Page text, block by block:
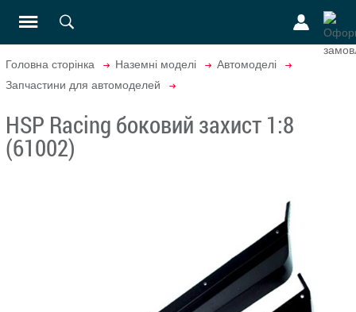
Головна сторінка Наземні моделі
Автомоделі
Запчастини для автомоделей
HSP Racing боковий захист 1:8
(61002)